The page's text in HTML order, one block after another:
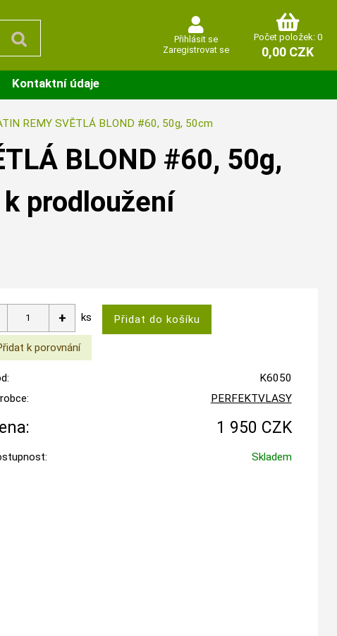
Počet položek: 0
0,00 CZK
Přihlásit se
Zaregistrovat se
Kontaktní údaje
REMY SVĚTLÁ BLOND #60, 50g, 50cm
BLOND #60, 50g,
prodloužení
ks
K6050
PERFEKTVLASY
1 950 CZK
Skladem